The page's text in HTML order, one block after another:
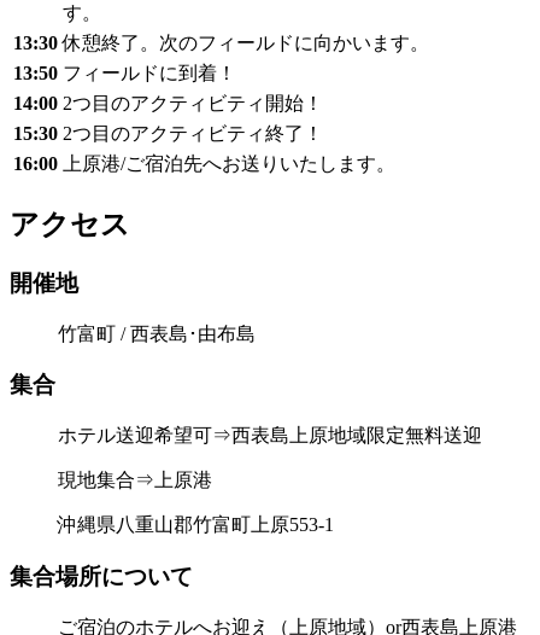
す。
13:30 休憩終了。次のフィールドに向かいます。
13:50 フィールドに到着！
14:00 2つ目のアクティビティ開始！
15:30 2つ目のアクティビティ終了！
16:00
上原港/ご宿泊先へお送りいたします。
アクセス
開催地
竹富町 / 西表島･由布島
集合
ホテル送迎希望可⇒西表島上原地域限定無料送迎
現地集合⇒上原港
沖縄県八重山郡竹富町上原553-1
集合場所について
ご宿泊のホテルへお迎え（上原地域）or西表島上原港